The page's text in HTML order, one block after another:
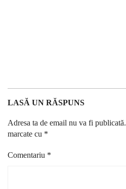
LASĂ UN RĂSPUNS
Adresa ta de email nu va fi publicată.
marcate cu *
Comentariu *